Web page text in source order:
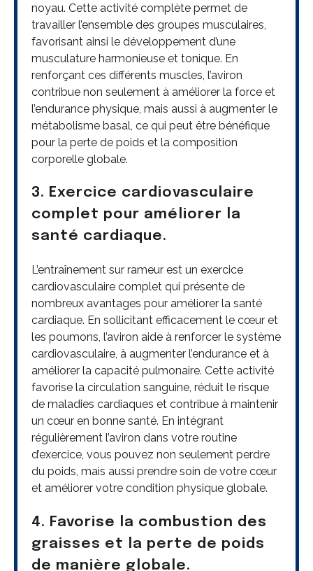
noyau. Cette activité complète permet de
travailler l’ensemble des groupes musculaires,
favorisant ainsi le développement d’une
musculature harmonieuse et tonique. En
renforçant ces différents muscles, l’aviron
contribue non seulement à améliorer la force et
l’endurance physique, mais aussi à augmenter le
métabolisme basal, ce qui peut être bénéfique
pour la perte de poids et la composition
corporelle globale.
3. Exercice cardiovasculaire
complet pour améliorer la
santé cardiaque.
L’entraînement sur rameur est un exercice
cardiovasculaire complet qui présente de
nombreux avantages pour améliorer la santé
cardiaque. En sollicitant efficacement le cœur et
les poumons, l’aviron aide à renforcer le système
cardiovasculaire, à augmenter l’endurance et à
améliorer la capacité pulmonaire. Cette activité
favorise la circulation sanguine, réduit le risque
de maladies cardiaques et contribue à maintenir
un cœur en bonne santé. En intégrant
régulièrement l’aviron dans votre routine
d’exercice, vous pouvez non seulement perdre
du poids, mais aussi prendre soin de votre cœur
et améliorer votre condition physique globale.
4. Favorise la combustion des
graisses et la perte de poids
de manière globale.